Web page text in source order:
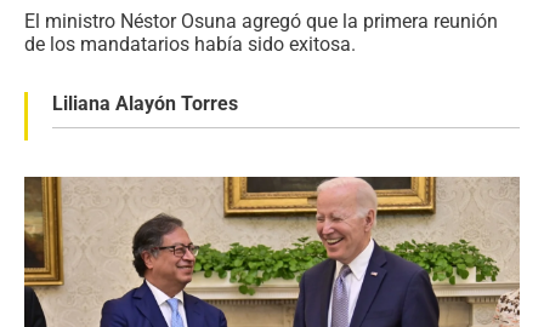
El ministro Néstor Osuna agregó que la primera reunión
de los mandatarios había sido exitosa.
Liliana Alayón Torres